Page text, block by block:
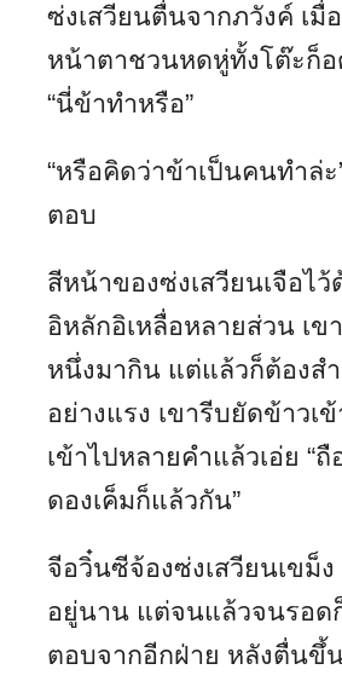
ซ่งเสวียนตื่นจากภวังค์ เมื่
หน้าตาชวนหดหู่ทั้งโต๊ะก็อ
“นี่ข้าทำหรือ”
“หรือคิดว่าข้าเป็นคนทำล่ะ
ตอบ
สีหน้าของซ่งเสวียนเจือไว้
อิหลักอิเหลื่อหลายส่วน เข
หนึ่งมากิน แต่แล้วก็ต้องส
อย่างแรง เขารีบยัดข้าวเ
เข้าไปหลายคำแล้วเอ่ย “ถื
ดองเค็มก็แล้วกัน”
จีอวิ๋นซีจ้องซ่งเสวียนเขม็ง
อยู่นาน แต่จนแล้วจนรอด
ตอบจากอีกฝ่าย หลังตื่นขึ้